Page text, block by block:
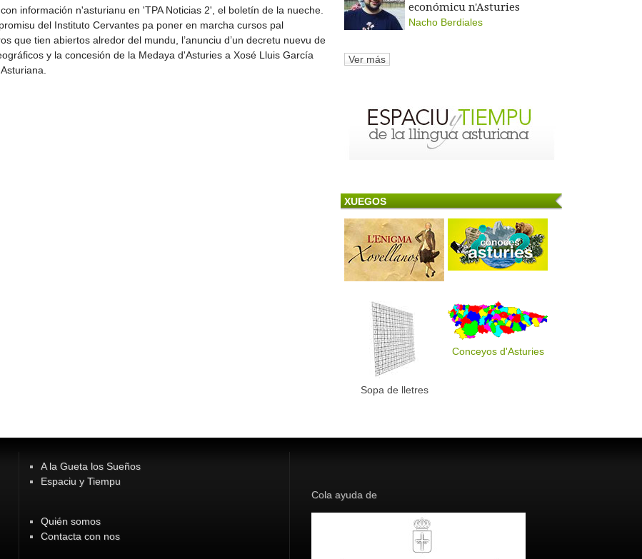
información n'asturianu en 'TPA Noticias 2', el boletín de la nueche.
del Instituto Cervantes pa poner en marcha cursos pal
que tien abiertos alredor del mundu, l’anunciu d’un decretu nuevu de
y la concesión de la Medaya d'Asturies a Xosé Lluis García
económicu n'Asturies
Nacho Berdiales
Ver más
XUEGOS
Sopa de lletres
Conceyos d'Asturies
A la Gueta los Sueños
Espaciu y Tiempu
Quién somos
Contacta con nos
Cola ayuda de